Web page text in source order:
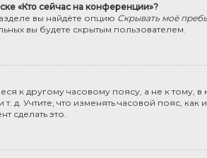
«Кто сейчас на конференции»?
вы найдёте опцию Скрывать моё
вы будете скрытым пользователем.
к другому часовому поясу, а не к тому,
т. д. Учтите, что изменять часовой пояс,
сделать это.